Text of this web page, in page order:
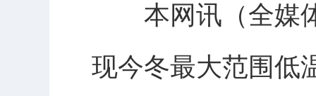
本网讯（全媒体
现今冬最大范围低